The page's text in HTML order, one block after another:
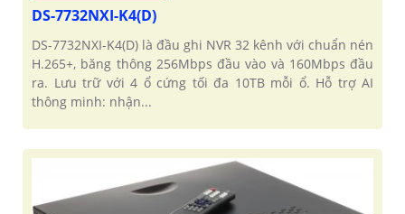
DS-7732NXI-K4(D)
DS-7732NXI-K4(D) là đầu ghi NVR 32 kênh với chuẩn nén
H.265+, băng thông 256Mbps đầu vào và 160Mbps đầu
ra. Lưu trữ với 4 ổ cứng tối đa 10TB mỗi ổ. Hỗ trợ AI
thông minh: nhận...